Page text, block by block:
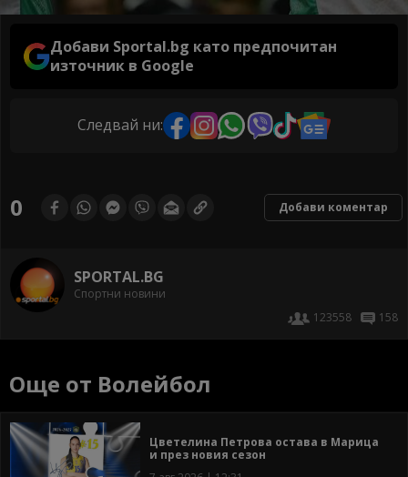
Добави Sportal.bg като предпочитан
източник в Google
Следвай ни:
0 Добави коментар
SPORTAL.BG
Спортни новини
123558
158
Още от Волейбол
Цветелина Петрова остава в Марица
и през новия сезон